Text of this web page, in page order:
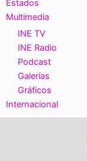
Estados
Multimedia
INE TV
INE Radio
Podcast
Galerías
Gráficos
Internacional